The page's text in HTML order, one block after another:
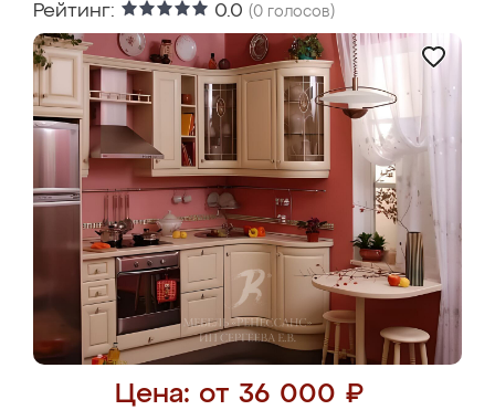
Рейтинг: 0.0 (0 голосов)
Цена: от 36 000 ₽